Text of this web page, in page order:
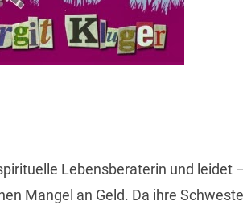
Lebensberaterin und leidet
Mangel an Geld. Da ihre